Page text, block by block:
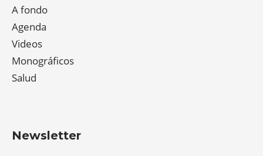
A fondo
Agenda
Videos
Monográficos
Salud
Newsletter